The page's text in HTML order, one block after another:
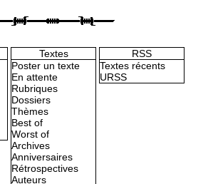
Textes
Poster un texte
En attente
Rubriques
Dossiers
Thèmes
Best of
Worst of
Archives
Anniversaires
Rétrospectives
Auteurs
RSS
Textes récents
URSS